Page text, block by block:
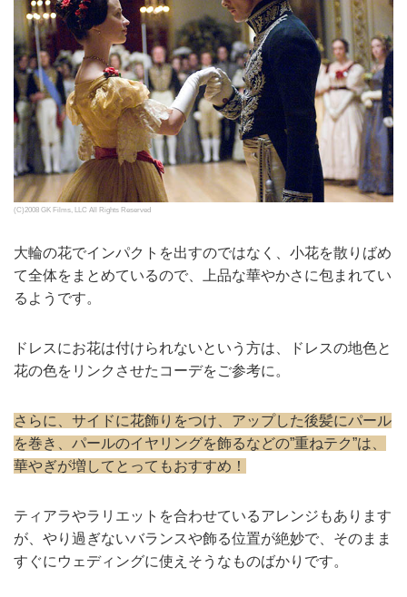
(C)2008 GK Films, LLC All Rights Reserved
大輪の花でインパクトを出すのではなく、小花を散りばめ
て全体をまとめているので、上品な華やかさに包まれてい
るようです。
ドレスにお花は付けられないという方は、ドレスの地色と
花の色をリンクさせたコーデをご参考に。
さらに、サイドに花飾りをつけ、アップした後髪にパール
を巻き、パールのイヤリングを飾るなどの”重ねテク”は、
華やぎが増してとってもおすすめ！
ティアラやラリエットを合わせているアレンジもあります
が、やり過ぎないバランスや飾る位置が絶妙で、そのまま
すぐにウェディングに使えそうなものばかりです。